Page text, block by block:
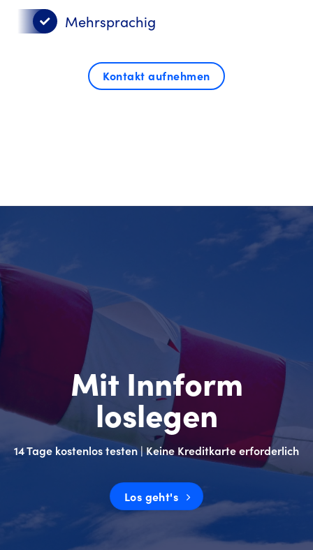
Mehrsprachig
Kontakt aufnehmen
Mit Innform
loslegen
14 Tage kostenlos testen | Keine Kreditkarte erforderlich
Los geht's